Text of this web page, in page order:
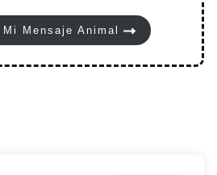
Mensaje Animal